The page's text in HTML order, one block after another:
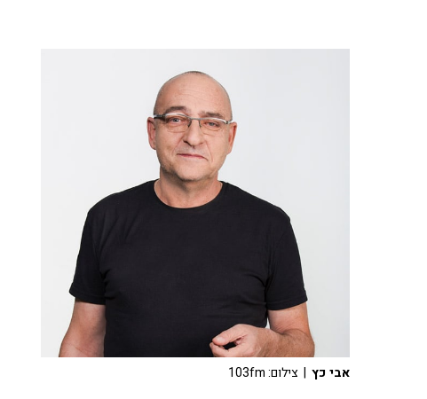
אבי כץ | צילום: 103fm